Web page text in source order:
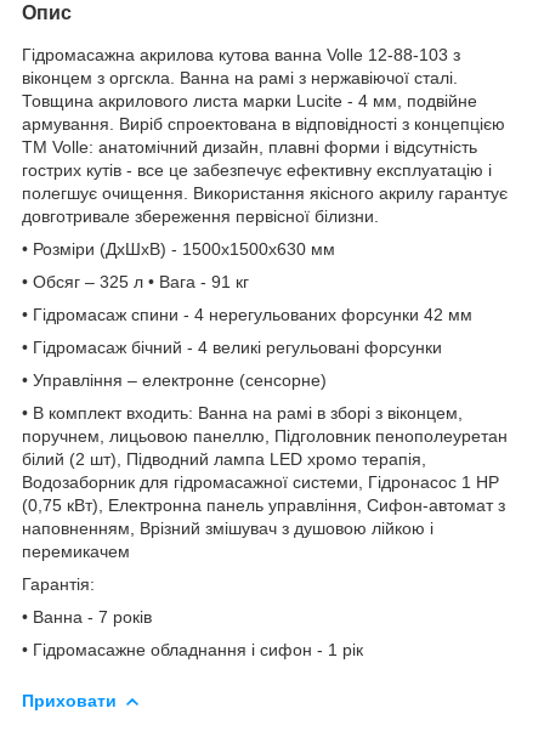
Опис
Гідромасажна акрилова кутова ванна Volle 12-88-103 з
віконцем з оргскла. Ванна на рамі з нержавіючої сталі.
Товщина акрилового листа марки Lucite - 4 мм, подвійне
армування. Виріб спроектована в відповідності з концепцією
ТМ Volle: анатомічний дизайн, плавні форми і відсутність
гострих кутів - все це забезпечує ефективну експлуатацію і
полегшує очищення. Використання якісного акрилу гарантує
довготривале збереження первісної білизни.
• Розміри (ДхШхВ) - 1500x1500x630 мм
• Обсяг – 325 л • Вага - 91 кг
• Гідромасаж спини - 4 нерегульованих форсунки 42 мм
• Гідромасаж бічний - 4 великі регульовані форсунки
• Управління – електронне (сенсорне)
• В комплект входить: Ванна на рамі в зборі з віконцем,
поручнем, лицьовою панеллю, Підголовник пенополеуретан
білий (2 шт), Підводний лампа LED хромо терапія,
Водозаборник для гідромасажної системи, Гідронасос 1 HP
(0,75 кВт), Електронна панель управління, Сифон-автомат з
наповненням, Врізний змішувач з душовою лійкою і
перемикачем
Гарантія:
• Ванна - 7 років
• Гідромасажне обладнання і сифон - 1 рік
Приховати